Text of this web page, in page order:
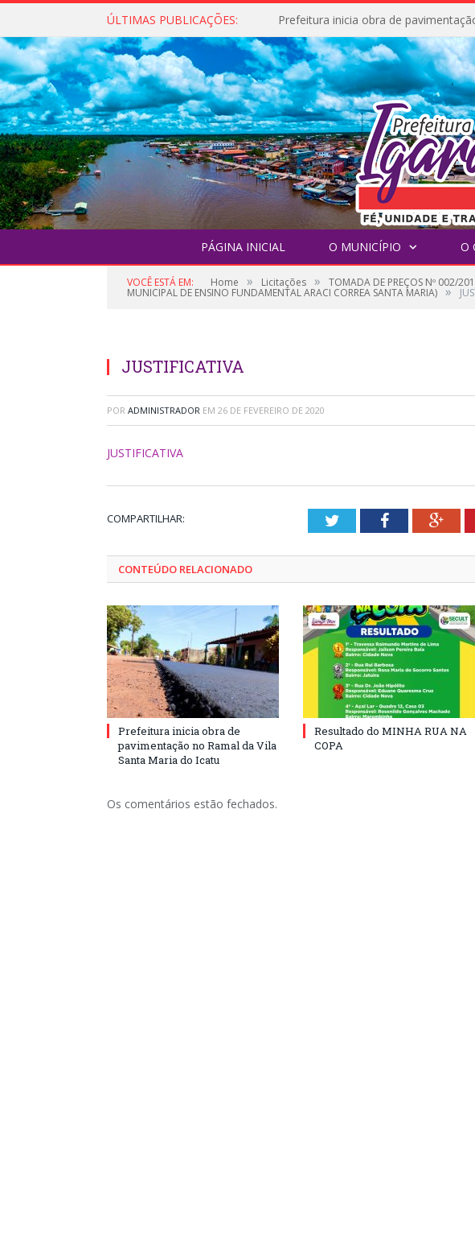
ÚLTIMAS PUBLICAÇÕES:
PÁGINA INICIAL O MUNICÍPIO O
VOCÊ ESTÁ EM: Home » Licitações » TOMADA DE PREÇOS Nº 002/
MUNICIPAL DE ENSINO FUNDAMENTAL ARACI CORREA SANTA MARIA) »
JUSTIFICATIVA
POR ADMINISTRADOR EM 26 DE FEVEREIRO DE 2020
JUSTIFICATIVA
COMPARTILHAR: TwitterFacebook
CONTEÚDO RELACIONADO
Prefeitura inicia obra de
pavimentação no Ramal da Vila
Santa Maria do Icatu
Resultado do MINHA RUA NA
COPA
Os comentários estão fechados.